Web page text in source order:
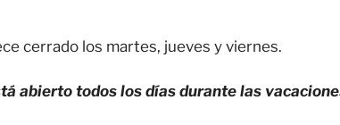
cerrado los martes, jueves y viernes.
abierto todos los días durante las